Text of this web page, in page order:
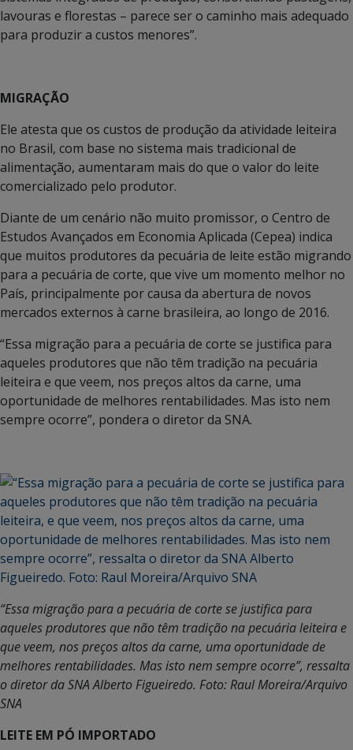
lavouras e florestas – parece ser o caminho mais adequado
para produzir a custos menores”.
MIGRAÇÃO
Ele atesta que os custos de produção da atividade leiteira
no Brasil, com base no sistema mais tradicional de
alimentação, aumentaram mais do que o valor do leite
comercializado pelo produtor.
Diante de um cenário não muito promissor, o Centro de
Estudos Avançados em Economia Aplicada (Cepea) indica
que muitos produtores da pecuária de leite estão migrando
para a pecuária de corte, que vive um momento melhor no
País, principalmente por causa da abertura de novos
mercados externos à carne brasileira, ao longo de 2016.
“Essa migração para a pecuária de corte se justifica para
aqueles produtores que não têm tradição na pecuária
leiteira e que veem, nos preços altos da carne, uma
oportunidade de melhores rentabilidades. Mas isto nem
sempre ocorre”, pondera o diretor da SNA.
“Essa migração para a pecuária de corte se justifica para
aqueles produtores que não têm tradição na pecuária leiteira e
que veem, nos preços altos da carne, uma oportunidade de
melhores rentabilidades. Mas isto nem sempre ocorre”, ressalta
o diretor da SNA Alberto Figueiredo. Foto: Raul Moreira/Arquivo
SNA
LEITE EM PÓ IMPORTADO